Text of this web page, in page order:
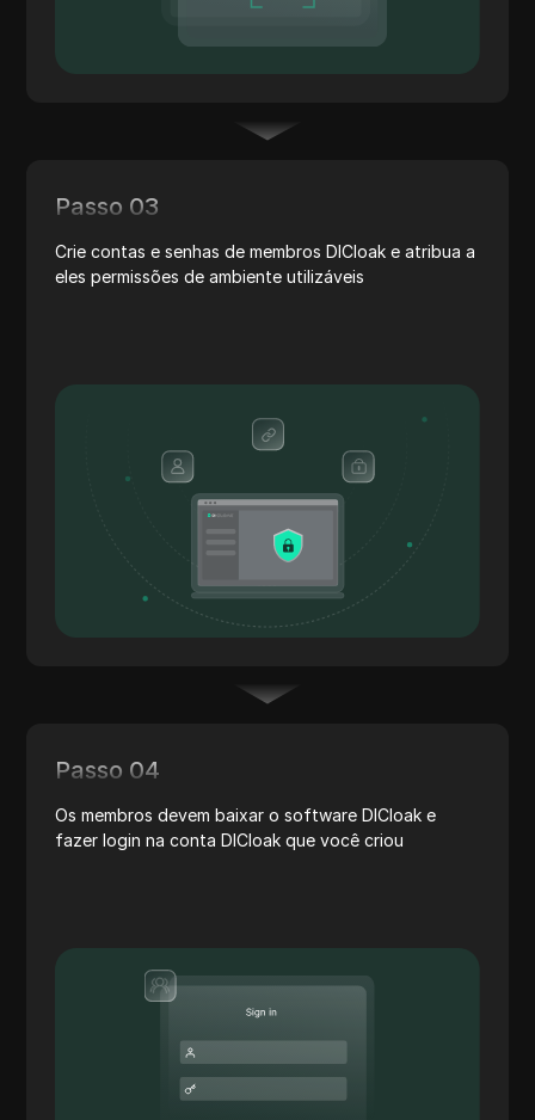
Passo 03
Crie contas e senhas de membros DICloak e atribua a
eles permissões de ambiente utilizáveis
Passo 04
Os membros devem baixar o software DICloak e
fazer login na conta DICloak que você criou